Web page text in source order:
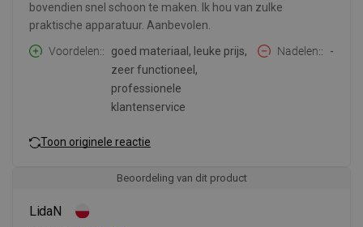
bovendien snel schoon te maken. Ik hou van zulke
praktische apparatuur. Aanbevolen.
Voordelen:
goed materiaal, leuke prijs,
zeer functioneel,
professionele
klantenservice
Nadelen: -
Toon originele reactie
Beoordeling van dit product
LidaN